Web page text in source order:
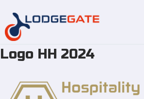
Overslaan
Logo HH 2024